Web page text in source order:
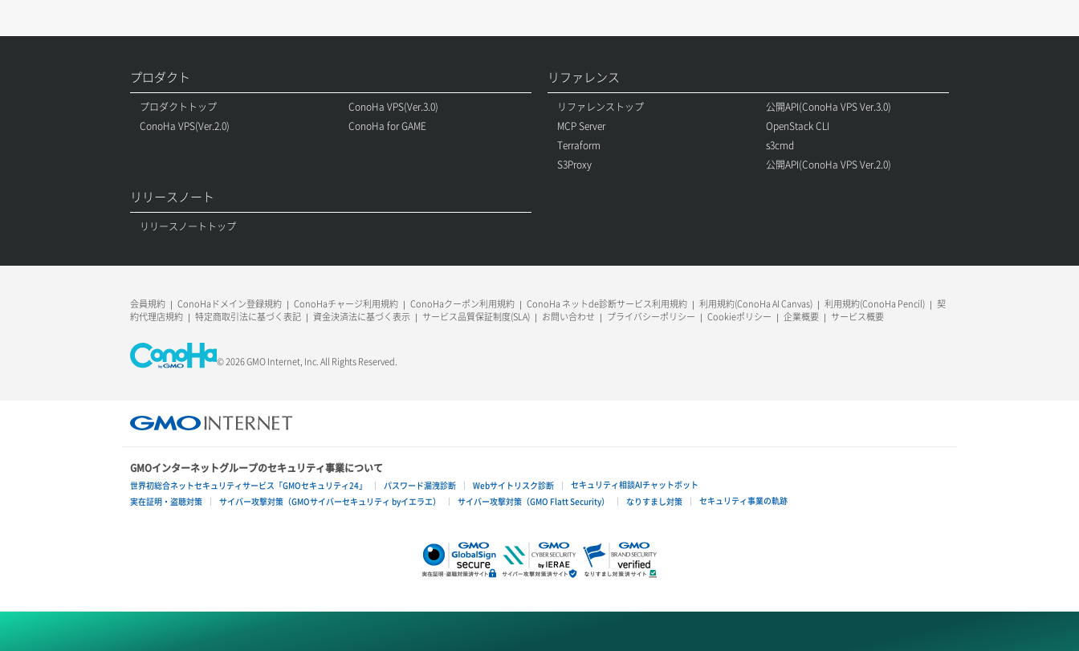
オブジェクト詳細取得
コンテナ一覧取得
コンテナ削除
コンテナ詳細取得
レコード詳細取得
プロダクト
プロダクトトップ
ConoHa VPS(Ver.3.0)
ConoHa VPS(Ver.2.0)
ConoHa for GAME
リファレンス
リファレンストップ
公開API(ConoHa VPS Ver.3.0)
MCP Server
OpenStack CLI
Terraform
s3cmd
S3Proxy
公開API(ConoHa VPS Ver.2.0)
リリースノート
リリースノートトップ
会員規約 ConoHaドメイン登録規約 ConoHaチャージ利用規約 ConoHaクーポン利用規約 ConoHa ネットde診断サービス利用規約 利用規約(ConoHa AI Canvas) 利用規約(ConoHa Pencil)
契
約代理店規約
特定商取引法に基づく表記 資金決済法に基づく表示 サービス品質保証制度(SLA) お問い合わせ プライバシーポリシー Cookieポリシー 企業概要 サービス概要
© 2026 GMO Internet, Inc. All Rights Reserved.
GMOインターネットグループのセキュリティ事業について
世界初総合ネットセキュリティサービス「GMOセキュリティ24」 パスワード漏洩診断 Webサイトリスク診断
セキュリティ相談AIチャットボット
実在証明・盗聴対策
サイバー攻撃対策（GMOサイバーセキュリティ byイエラエ） サイバー攻撃対策（GMO Flatt Security） なりすまし対策 セキュリティ事業の軌跡